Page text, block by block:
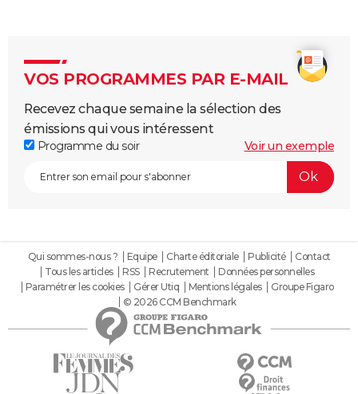
VOS PROGRAMMES PAR E-MAIL
Recevez chaque semaine la sélection des
émissions qui vous intéressent
Programme du soir Voir un exemple
Qui sommes-nous ? Equipe Charte éditoriale Publicité
Contact
Tous les articles
RSS Recrutement
Données personnelles
Paramétrer les cookies
Gérer Utiq Mentions légales
Groupe Figaro
© 2026 CCM Benchmark